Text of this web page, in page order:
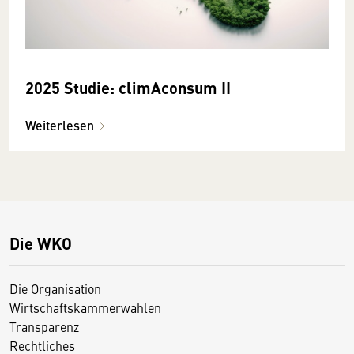
2025 Studie: climAconsum II
Weiterlesen
Die WKO
Die Organisation
Wirtschaftskammerwahlen
Transparenz
Rechtliches